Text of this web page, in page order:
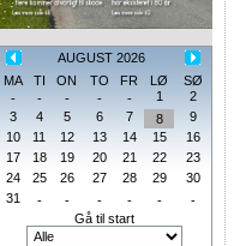
AUGUST 2026
MA
TI ON TO FR LØ
SØ
-
- - - - 1
2
3
4 5 6 7 8
9
10
11 12 13 14 15
16
17
18 19 20 21 22
23
24
25 26 27 28 29
30
31
- - - - -
-
Gå til start